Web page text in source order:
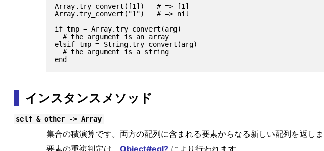
Array.try_convert([1])   # => [1]
Array.try_convert("1")   # => nil
if tmp = Array.try_convert(arg)
  # the argument is an array
elsif tmp = String.try_convert(arg)
  # the argument is a string
インスタンスメソッド
self & other -> Array
集合の積演算です。両方の配列に含まれる要素からなる新しい配列を返し
要素の重複判定は、 Object#eql?により行われます。